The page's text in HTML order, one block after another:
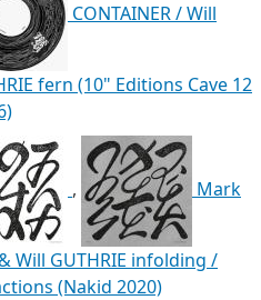
CONTAINER / Will
fern (10" Editions Cave 12
, Mark
& Will GUTHRIE infolding /
(Nakid 2020)